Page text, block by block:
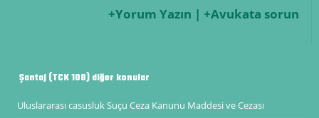
+Yorum Yazın | +Avukata sorun
Şantaj (TCK 108) diğer konular
Uluslararası casusluk Suçu Ceza Kanunu Maddesi ve Cezası